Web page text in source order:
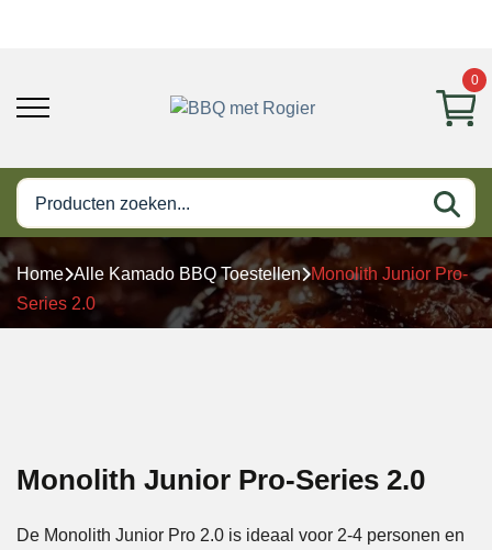
0
Home Alle Kamado BBQ Toestellen
Monolith Junior Pro-
Series 2.0
Monolith Junior Pro-Series 2.0
De Monolith Junior Pro 2.0 is ideaal voor 2-4 personen en